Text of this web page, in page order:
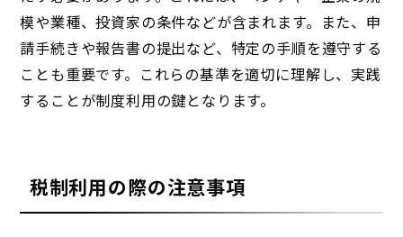
模や業種、投資家の条件などが含まれます。また、申
請手続きや報告書の提出など、特定の手順を遵守する
ことも重要です。これらの基準を適切に理解し、実践
することが制度利用の鍵となります。
税制利用の際の注意事項